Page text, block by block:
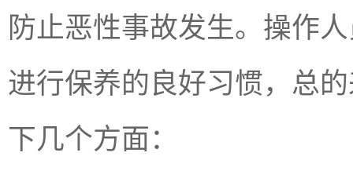
防止恶性事故发生。操作
进行保养的良好习惯，总
下几个方面：